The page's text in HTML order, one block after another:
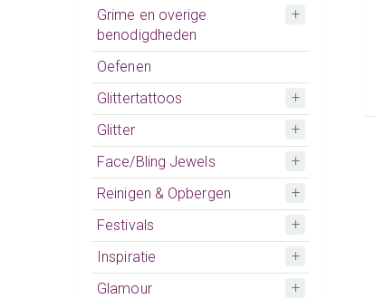
Grime en overige
benodigdheden
Oefenen
Glittertattoos
Glitter
Face/Bling Jewels
Reinigen & Opbergen
Festivals
Inspiratie
Glamour